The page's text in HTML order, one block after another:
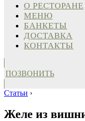
О РЕСТОРАНЕ
МЕНЮ
БАНКЕТЫ
ДОСТАВКА
КОНТАКТЫ
ПОЗВОНИТЬ
Статьи ›
Желе из